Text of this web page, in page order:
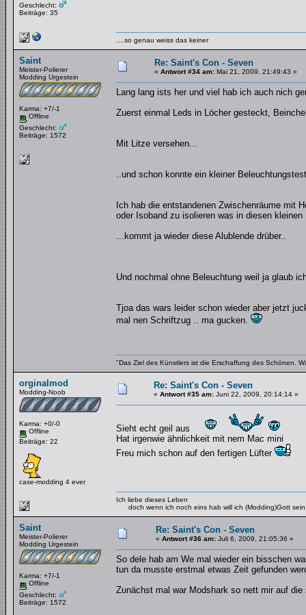
Geschlecht:
Beiträge: 35
....so genau weiss das keiner
Saint
Meister-Polierer
Modding Urgestein
Karma: +7/-1
Offline
Geschlecht:
Beiträge: 1572
Re: Saint's Con - Seven
« Antwort #34 am: Mai 21, 2009, 21:49:43 »
Lang lang ists her und viel hab ich auch nich
Zuerst einmal Leds in Löcher gesteckt,
Mit Litze versehen...
..und schon konnte ein kleiner
Ich hab die entstandenen Zwischenräume mit
oder Isoband zu isolieren was in diesen
...kommt ja wieder diese Alublende drüber..
Und nochmal ohne Beleuchtung weil ja glaub
Tjoa das wars leider schon wieder aber jetzt
mal nen Schriftzug .. ma gucken.
"Das Ziel des Künstlers ist die Erschaffung des Schönen.
orginalmod
Modding-Noob
Karma: +0/-0
Offline
Beiträge: 22
case-modding 4 ever
Re: Saint's Con - Seven
« Antwort #35 am: Juni 22, 2009, 20:14:14 »
Sieht echt geil aus
Hat irgenwie ähnlichkeit mit nem Mac mini
Freu mich schon auf den fertigen Lüfter
Ich liebe dieses Leben
doch wenn ich noch eins hab will ich (Modding)Gott sein
Saint
Meister-Polierer
Modding Urgestein
Karma: +7/-1
Offline
Geschlecht:
Beiträge: 1572
Re: Saint's Con - Seven
« Antwort #36 am: Juli 6, 2009, 21:05:36 »
So dele hab am We mal wieder ein bisschen
tun da musste erstmal etwas Zeit gefunden
Zunächst mal war Modshark so nett mir auf